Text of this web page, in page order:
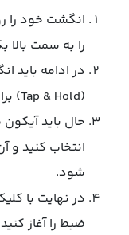
انگشت خود را
را به سمت بالا
در ادامه باید
(Tap & Hold) برای مدت کوتاهی نگه دارید.
حال باید
شود.
ضبط را آغاز